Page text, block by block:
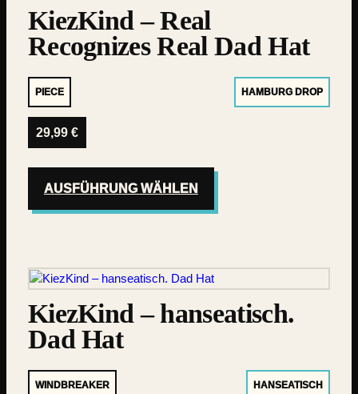
KiezKind – Real
Recognizes Real Dad Hat
PIECE HAMBURG DROP
29,99 €
AUSFÜHRUNG WÄHLEN
KiezKind – hanseatisch.
Dad Hat
WINDBREAKER HANSEATISCH